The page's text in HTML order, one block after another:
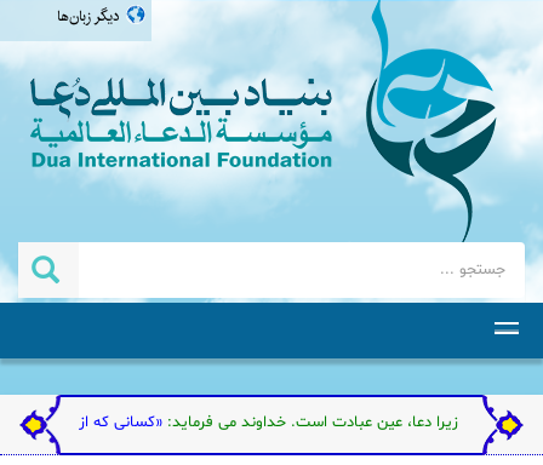
دیگر زبان‌ها
العربية
english
اردو
است. زیرا دعا، عین عبادت است. خداوند می فرماید:«کسانی که از عبادت من گردن